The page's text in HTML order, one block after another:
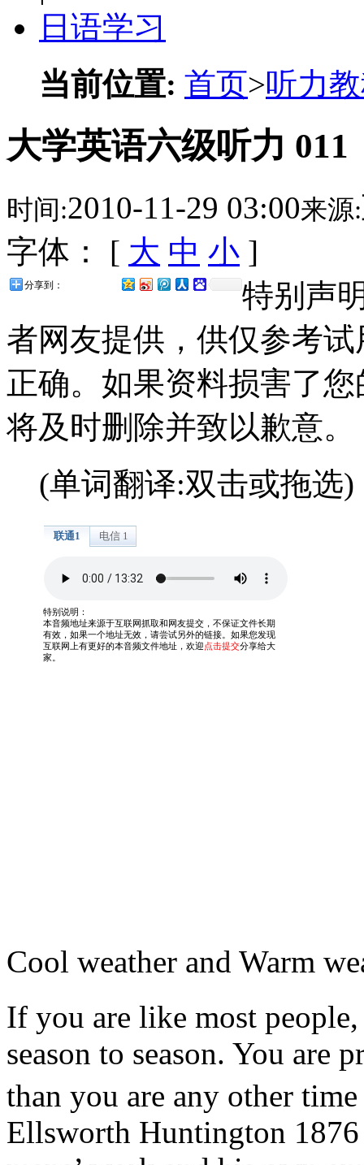
日语学习
当前位置: 首页>听力
大学英语六级听力 011
时间:2010-11-29 03:00来源:
字体： [ 大 中 小 ]
分享到：
特别声
者网友提供，供仅参考
正确。如果资料损害了
将及时删除并致以歉意。
(单词翻译:双击或拖选)
Cool weather and Warm
If you are like most
season to season. You are
than you are any other
Ellsworth Huntington